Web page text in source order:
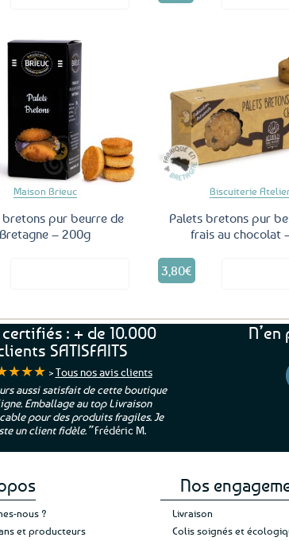
Maison Brieuc
bretons pur beurre de
Bretagne – 200g
Biscuiterie
Palets bretons pur
frais au chocolat
3,80€
: + de 10.000
SATISFAITS
>Tous nos avis clients
aussi satisfait de cette boutique
Emballage au top Livraison
pour des produits fragiles. Je
un client fidèle.”Frédéric M.
“Une boutique
leur sérieux, des
et une équipe à
nous ?
et producteurs
Nos
Livraison
Colis soignés et